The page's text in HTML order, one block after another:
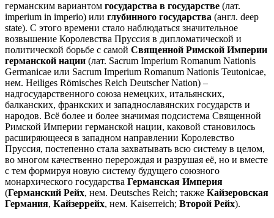
германским вариантом государства в государстве (лат.
imperium in imperio) или глубинного государства (англ. deep
state). С этого времени стало наблюдаться значительное
возвышение Королевства Пруссия в дипломатической и
политической борьбе с самой Священной Римской Империи
германской нации (лат. Sacrum Imperium Romanum Nationis
Germanicae или Sacrum Imperium Romanum Nationis Teutonicae,
нем. Heiliges Römisches Reich Deutscher Nation) –
надгосударственного союза немецких, итальянских,
балканских, франкских и западнославянских государств и
народов. Всё более и более значимая подсистема Священной
Римской Империи германской нации, каковой становилось
расширяющееся в западном направлении Королевство
Пруссия, постепенно стала захватывать всю систему в целом,
во многом качественно перерождая и разрушая её, но и вместе
с тем формируя новую систему будущего союзного
монархического государства Германская Империя
(Германский Рейх, нем. Deutsches Reich; также Кайзеровская
Германия, Кайзеррейх, нем. Kaiserreich; Второй Рейх).